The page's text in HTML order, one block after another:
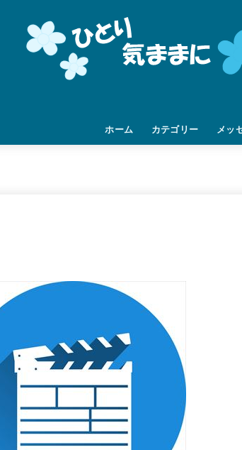
ホーム カテゴリー メッ